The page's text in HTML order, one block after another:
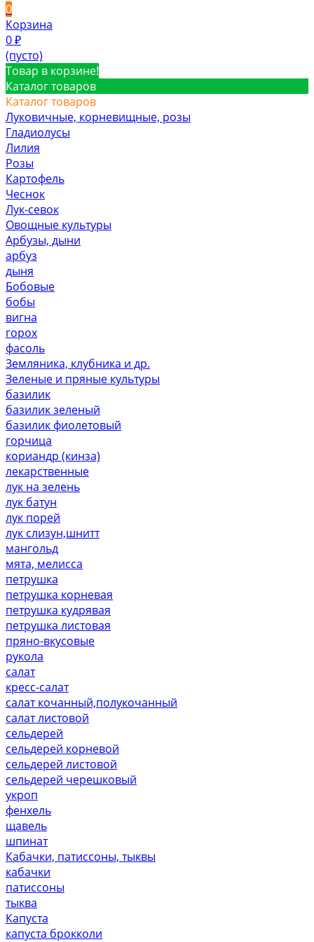
0
Корзина
0 ₽
(пусто)
Товар в корзине!
Каталог товаров
Каталог товаров
Луковичные, корневищные, розы
Гладиолусы
Лилия
Розы
Картофель
Чеснок
Лук-севок
Овощные культуры
Арбузы, дыни
арбуз
дыня
Бобовые
бобы
вигна
горох
фасоль
Земляника, клубника и др.
Зеленые и пряные культуры
базилик
базилик зеленый
базилик фиолетовый
горчица
кориандр (кинза)
лекарственные
лук на зелень
лук батун
лук порей
лук слизун,шнитт
мангольд
мята, мелисса
петрушка
петрушка корневая
петрушка кудрявая
петрушка листовая
пряно-вкусовые
рукола
салат
кресс-салат
салат кочанный,полукочанный
салат листовой
сельдерей
сельдерей корневой
сельдерей листовой
сельдерей черешковый
укроп
фенхель
щавель
шпинат
Кабачки, патиссоны, тыквы
кабачки
патиссоны
тыква
Капуста
капуста брокколи